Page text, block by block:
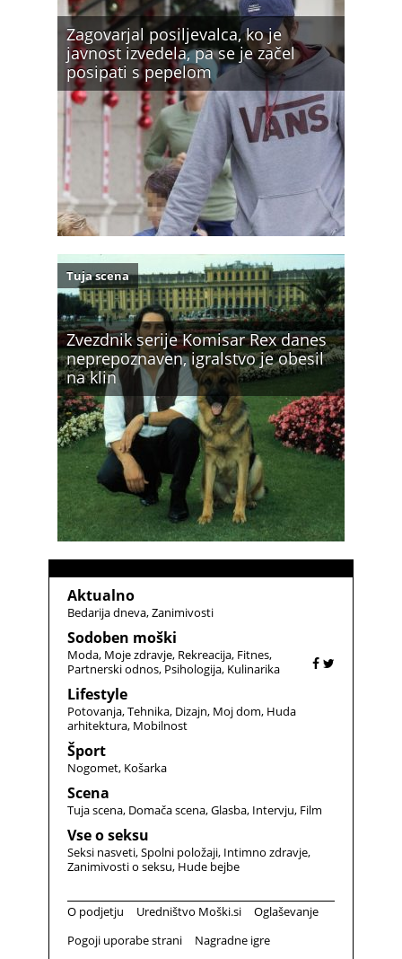
Zagovarjal posiljevalca, ko je
javnost izvedela, pa se je začel
posipati s pepelom
Zvezdnik serije Komisar Rex danes
neprepoznaven, igralstvo je obesil
na klin
Tuja scena
Aktualno
Bedarija dneva Zanimivosti
Sodoben moški
Moda Moje zdravje Rekreacija Fitnes
Partnerski odnos Psihologija Kulinarika
Lifestyle
Potovanja Tehnika Dizajn Moj dom Huda
arhitektura Mobilnost
Šport
Nogomet Košarka
Scena
Tuja scena Domača scena Glasba Intervju Film
Vse o seksu
Seksi nasveti Spolni položaji Intimno zdravje
Zanimivosti o seksu Hude bejbe
O podjetju Uredništvo Moški.si
Oglaševanje
Pogoji uporabe strani
Nagradne igre